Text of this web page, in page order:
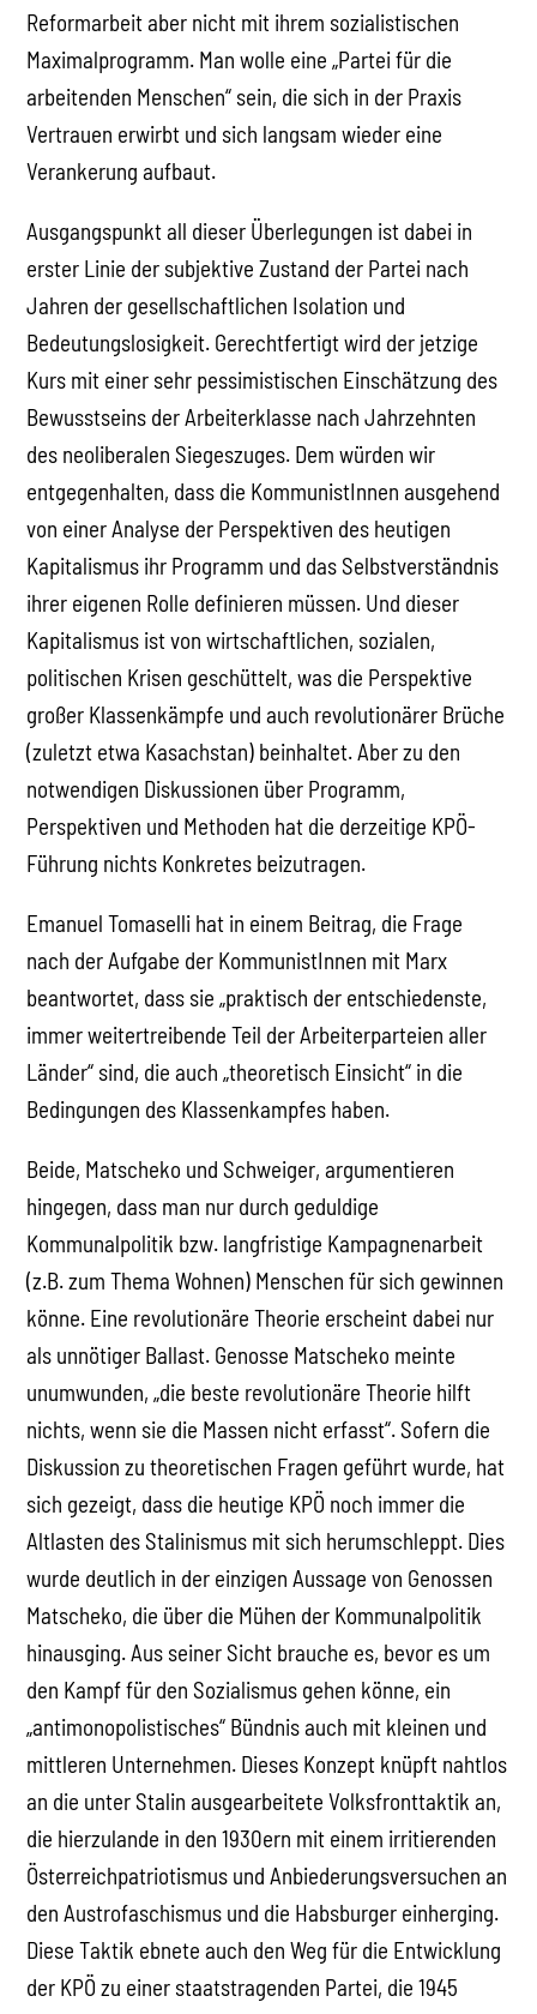
Reformarbeit aber nicht mit ihrem sozialistischen
Maximalprogramm. Man wolle eine „Partei für die
arbeitenden Menschen“ sein, die sich in der Praxis
Vertrauen erwirbt und sich langsam wieder eine
Verankerung aufbaut.
Ausgangspunkt all dieser Überlegungen ist dabei in
erster Linie der subjektive Zustand der Partei nach
Jahren der gesellschaftlichen Isolation und
Bedeutungslosigkeit. Gerechtfertigt wird der jetzige
Kurs mit einer sehr pessimistischen Einschätzung des
Bewusstseins der Arbeiterklasse nach Jahrzehnten
des neoliberalen Siegeszuges. Dem würden wir
entgegenhalten, dass die KommunistInnen ausgehend
von einer Analyse der Perspektiven des heutigen
Kapitalismus ihr Programm und das Selbstverständnis
ihrer eigenen Rolle definieren müssen. Und dieser
Kapitalismus ist von wirtschaftlichen, sozialen,
politischen Krisen geschüttelt, was die Perspektive
großer Klassenkämpfe und auch revolutionärer Brüche
(zuletzt etwa Kasachstan) beinhaltet. Aber zu den
notwendigen Diskussionen über Programm,
Perspektiven und Methoden hat die derzeitige KPÖ-
Führung nichts Konkretes beizutragen.
Emanuel Tomaselli hat in einem Beitrag, die Frage
nach der Aufgabe der KommunistInnen mit Marx
beantwortet, dass sie „praktisch der entschiedenste,
immer weitertreibende Teil der Arbeiterparteien aller
Länder“ sind, die auch „theoretisch Einsicht“ in die
Bedingungen des Klassenkampfes haben.
Beide, Matscheko und Schweiger, argumentieren
hingegen, dass man nur durch geduldige
Kommunalpolitik bzw. langfristige Kampagnenarbeit
(z.B. zum Thema Wohnen) Menschen für sich gewinnen
könne. Eine revolutionäre Theorie erscheint dabei nur
als unnötiger Ballast. Genosse Matscheko meinte
unumwunden, „die beste revolutionäre Theorie hilft
nichts, wenn sie die Massen nicht erfasst“. Sofern die
Diskussion zu theoretischen Fragen geführt wurde, hat
sich gezeigt, dass die heutige KPÖ noch immer die
Altlasten des Stalinismus mit sich herumschleppt. Dies
wurde deutlich in der einzigen Aussage von Genossen
Matscheko, die über die Mühen der Kommunalpolitik
hinausging. Aus seiner Sicht brauche es, bevor es um
den Kampf für den Sozialismus gehen könne, ein
„antimonopolistisches“ Bündnis auch mit kleinen und
mittleren Unternehmen. Dieses Konzept knüpft nahtlos
an die unter Stalin ausgearbeitete Volksfronttaktik an,
die hierzulande in den 1930ern mit einem irritierenden
Österreichpatriotismus und Anbiederungsversuchen an
den Austrofaschismus und die Habsburger einherging.
Diese Taktik ebnete auch den Weg für die Entwicklung
der KPÖ zu einer staatstragenden Partei, die 1945